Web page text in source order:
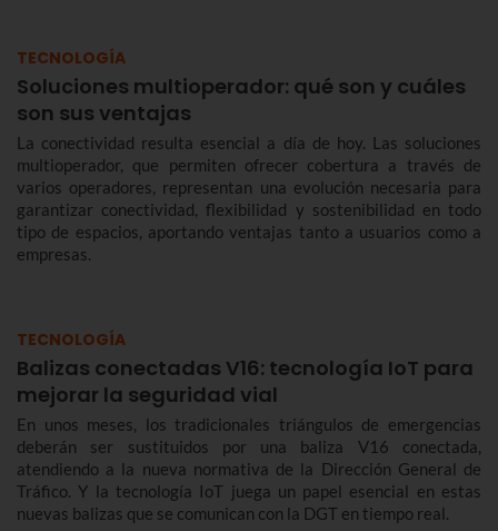
TECNOLOGÍA
Soluciones multioperador: qué son y cuáles
son sus ventajas
La conectividad resulta esencial a día de hoy. Las soluciones
multioperador, que permiten ofrecer cobertura a través de
varios operadores, representan una evolución necesaria para
garantizar conectividad, flexibilidad y sostenibilidad en todo
tipo de espacios, aportando ventajas tanto a usuarios como a
empresas.
TECNOLOGÍA
Balizas conectadas V16: tecnología IoT para
mejorar la seguridad vial
En unos meses, los tradicionales triángulos de emergencias
deberán ser sustituidos por una baliza V16 conectada,
atendiendo a la nueva normativa de la Dirección General de
Tráfico. Y la tecnología IoT juega un papel esencial en estas
nuevas balizas que se comunican con la DGT en tiempo real.